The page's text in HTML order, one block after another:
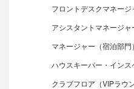
フロントデスクマネージ
アシスタントマネージャ
マネージャー（宿泊部門）
ハウスキーパー・インス
クラブフロア（VIPラウ